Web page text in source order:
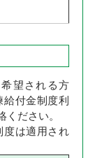
望される方
付金制度利
ださい。
は適用され